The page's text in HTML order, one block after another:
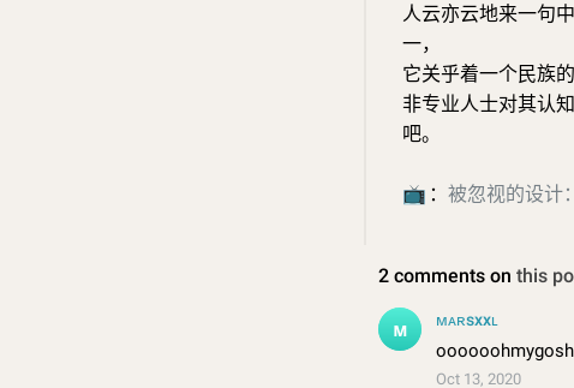
人云亦云地来一句
一，
它关乎着一个民族
非专业人士对其认
吧。
📺 ： 被忽视的设计